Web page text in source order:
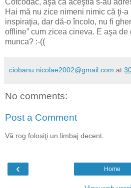
Hai mă nu zice nimeni nimic că ţi-
inspiraţia, dar dă-o încolo, nu fi
offline” cum zicea cineva. E aşa
munca? :-((
ciobanu.nicolae2002@gmail.com at
No comments:
Post a Comment
Vă rog folosiţi un limbaj decent.
‹ Home